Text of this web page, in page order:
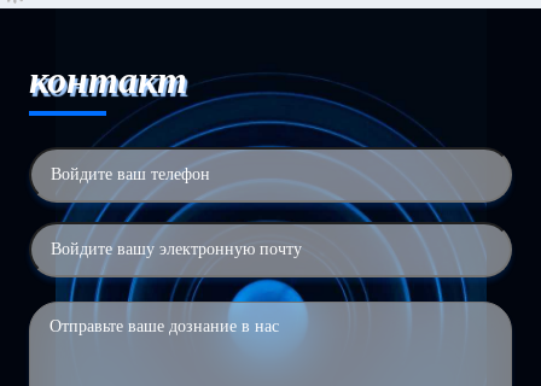
контакт